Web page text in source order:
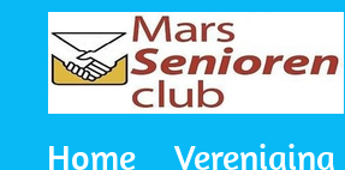
direct
naarHome Vereniging